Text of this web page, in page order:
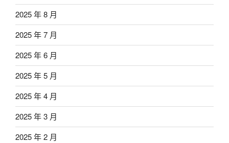
2025 年 8 月
2025 年 7 月
2025 年 6 月
2025 年 5 月
2025 年 4 月
2025 年 3 月
2025 年 2 月